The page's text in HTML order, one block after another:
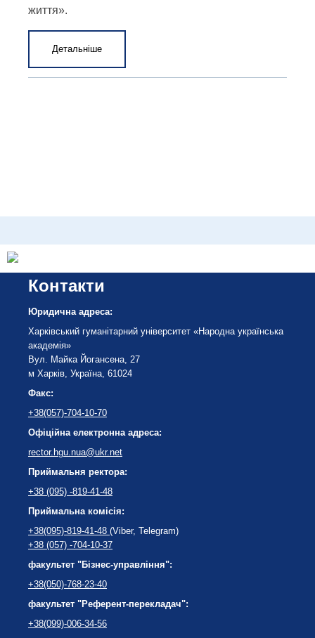
життя».
Детальніше
Контакти
Юридична адреса:
Харківський гуманітарний університет «Народна українська
академія»
Вул. Майка Йогансена, 27
м Харків, Україна, 61024
Факс:
+38(057)-704-10-70
Офіційна електронна адреса:
rector.hgu.nua@ukr.net
Приймальня ректора:
+38 (095) -819-41-48
Приймальна комісія:
+38(095)-819-41-48 (Viber, Telegram)
+38 (057) -704-10-37
факультет "Бізнес-управління":
+38(050)-768-23-40
факультет "Референт-перекладач":
+38(099)-006-34-56